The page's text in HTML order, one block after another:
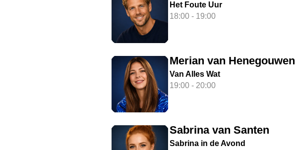
Het Foute Uur
18:00 - 19:00
Merian van Henegouwen
Van Alles Wat
19:00 - 20:00
Sabrina van Santen
Sabrina in de Avond